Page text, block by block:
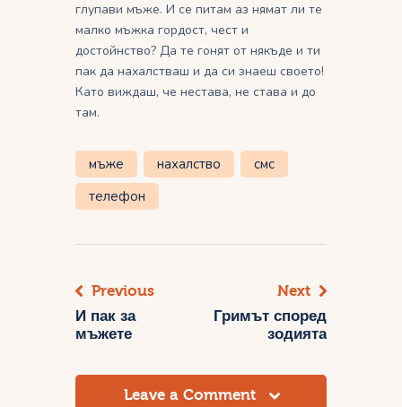
глупави мъже. И се питам аз нямат ли те
малко мъжка гордост, чест и
достойнство? Да те гонят от някъде и ти
пак да нахалстваш и да си знаеш своето!
Като виждаш, че нестава, не става и до
там.
мъже нахалство
смс
телефон
Навигация
Previous
И пак за
мъжете
Next
Гримът според
зодията
Leave a Comment